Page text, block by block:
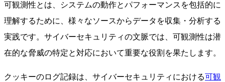
可観測性とは、システムの動作とパフォーマンスを包括的に
理解するために、様々なソースからデータを収集・分析する
実践です。サイバーセキュリティの文脈では、可観測性は潜
在的な脅威の特定と対応において重要な役割を果たします。
クッキーのログ記録は、サイバーセキュリティにおける可観